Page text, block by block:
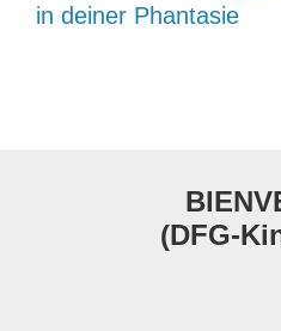
in deiner Phantasie
(DFG-